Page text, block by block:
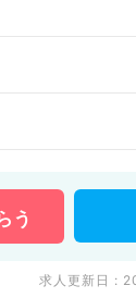
う
求人更新日 :